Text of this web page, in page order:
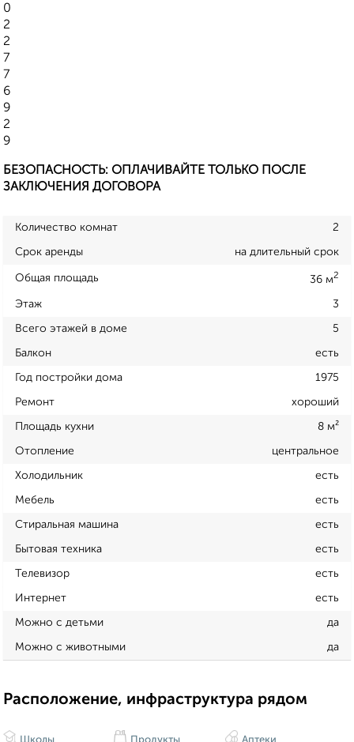
0
2
2
7
7
6
9
2
9
БЕЗОПАСНОСТЬ: ОПЛАЧИВАЙТЕ ТОЛЬКО ПОСЛЕ
ЗАКЛЮЧЕНИЯ ДОГОВОРА
Количество комнат 2
Срок аренды на длительный срок
Общая площадь 36 м2
Этаж 3
Всего этажей в доме 5
Балкон есть
Год постройки дома 1975
Ремонт хороший
Площадь кухни 8 м²
Отопление центральное
Холодильник есть
Мебель есть
Стиральная машина есть
Бытовая техника есть
Телевизор есть
Интернет есть
Можно с детьми да
Можно с животными да
Расположение, инфраструктура рядом